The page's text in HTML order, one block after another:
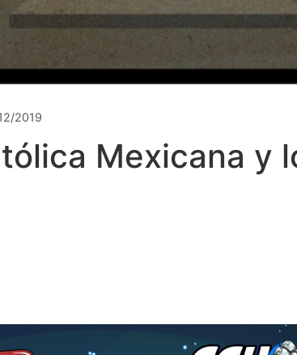
2019
Mexicana y